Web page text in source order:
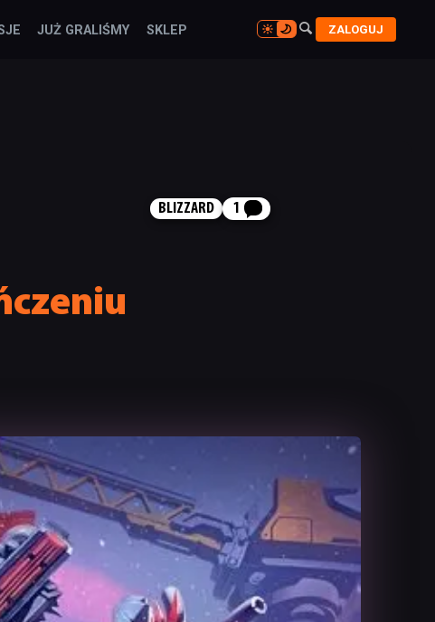
JUŻ GRALIŚMY SKLEP 
 ZALOGUJ
BLIZZARD 1